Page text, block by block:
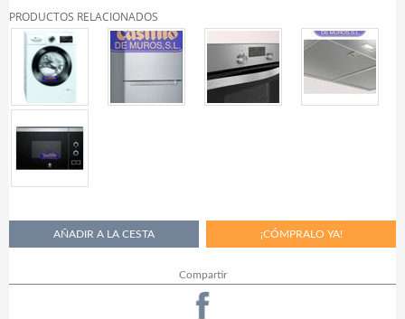
PRODUCTOS RELACIONADOS
Compartir